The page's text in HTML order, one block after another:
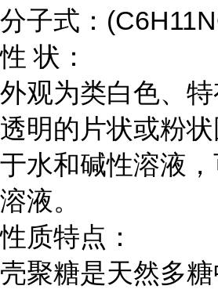
分子式：
性 状：
外观为类白色、
透明的片状或粉
于水和碱性溶液
溶液。
性质特点：
壳聚糖是天然多